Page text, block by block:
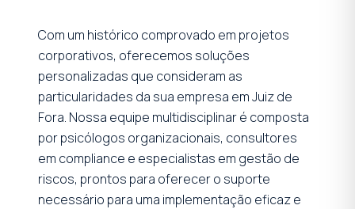
Com um histórico comprovado em projetos
corporativos, oferecemos soluções
personalizadas que consideram as
particularidades da sua empresa em Juiz de
Fora. Nossa equipe multidisciplinar é composta
por psicólogos organizacionais, consultores
em compliance e especialistas em gestão de
riscos, prontos para oferecer o suporte
necessário para uma implementação eficaz e